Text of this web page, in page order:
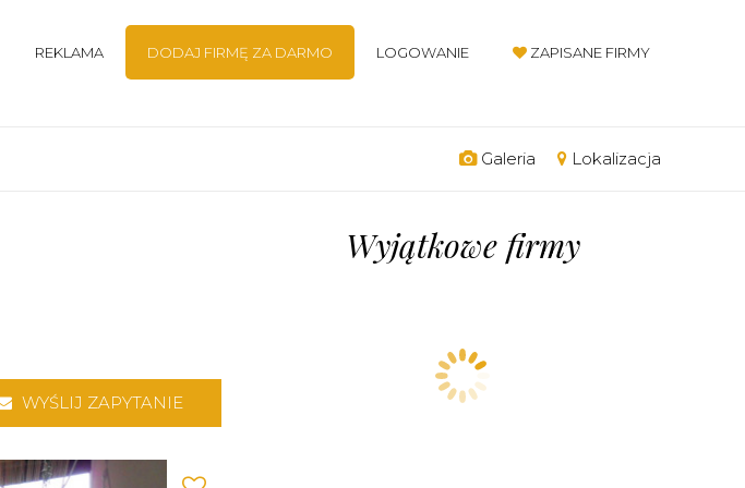
REKLAMA DODAJ FIRMĘ ZA DARMO LOGOWANIE ZAPISANE FIRMY
Galeria Lokalizacja
WYŚLIJ ZAPYTANIE
Wyjątkowe firmy